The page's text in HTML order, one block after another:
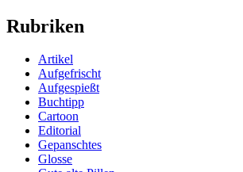
Rubriken
Artikel
Aufgefrischt
Aufgespießt
Buchtipp
Cartoon
Editorial
Gepanschtes
Glosse